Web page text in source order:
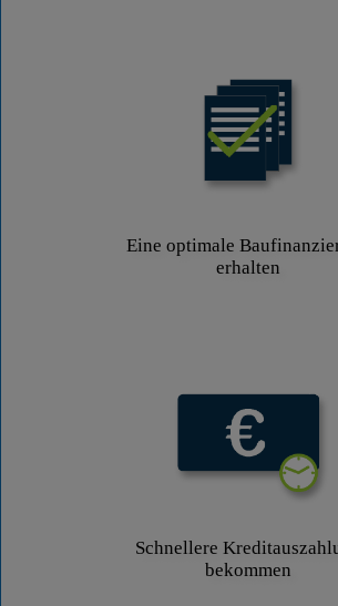
Eine optimale
erhalten
Schnellere
bekommen